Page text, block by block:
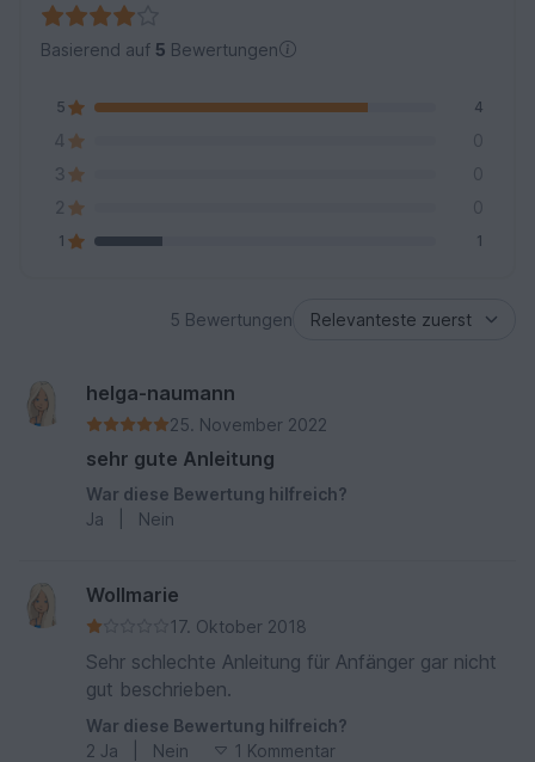
Basierend auf 5 Bewertungen
5 4
4
0
3
0
2
0
1 1
5 Bewertungen
helga-naumann
25. November 2022
sehr gute Anleitung
War diese Bewertung hilfreich?
Ja
Nein
Wollmarie
17. Oktober 2018
Sehr schlechte Anleitung für Anfänger gar nicht
gut beschrieben.
War diese Bewertung hilfreich?
2 Ja Nein 1 Kommentar